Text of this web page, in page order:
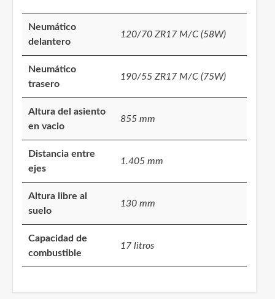
Neumático
delantero
120/70 ZR17 M/C (58W)
Neumático
trasero
190/55 ZR17 M/C (75W)
Altura del asiento
en vacio
855 mm
Distancia entre
ejes
1.405 mm
Altura libre al
suelo
130 mm
Capacidad de
combustible
17 litros